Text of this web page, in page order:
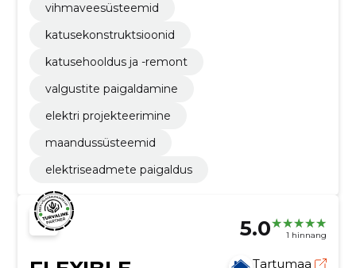
vihmaveesüsteemid
katusekonstruktsioonid
katusehooldus ja -remont
valgustite paigaldamine
elektri projekteerimine
maandussüsteemid
elektriseadmete paigaldus
5.0 1 hinnang
Tartumaa